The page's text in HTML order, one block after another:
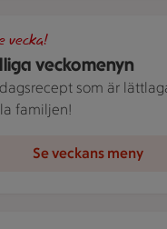
veckomenyn
vecka!
som är
familjen!
Se veckans meny